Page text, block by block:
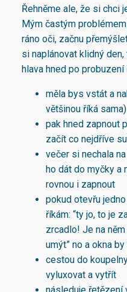
Řehněme ale, že si chci
Mým častým
ráno oči, začnu
si naplánovat klidný
hlava hned po probuzení
měla bys vstát a
většinou říká sama)
pak hned zapnout
začít co nejdříve
večer si nechala
ho dát do myčky a
rovnou i zapnout
pokud otevřu
říkám: “ty jo, to je
zrcadlo! Je na
umýt” no a okna
cestou do
vyluxovat a vytřít